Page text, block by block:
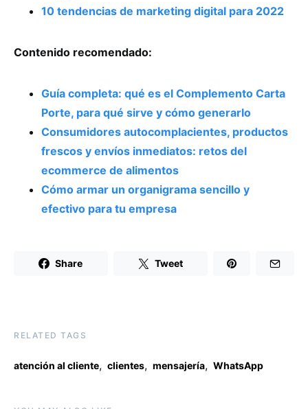
10 tendencias de marketing digital para 2022
Contenido recomendado:
Guía completa: qué es el Complemento Carta
Porte, para qué sirve y cómo generarlo
Consumidores autocomplacientes, productos
frescos y envíos inmediatos: retos del
ecommerce de alimentos
Cómo armar un organigrama sencillo y
efectivo para tu empresa
Share Tweet
RELATED TAGS
atención al cliente, clientes, mensajería, WhatsApp